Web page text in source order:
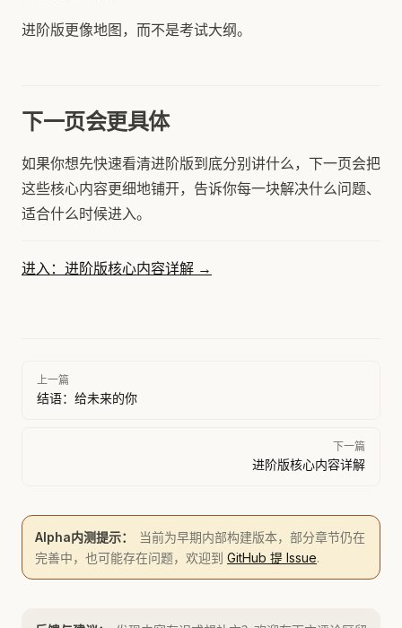
进阶版更像地图，而不是考试大纲。
下一页会更具体
如果你想先快速看清进阶版到底分别讲什么，下一页会把
这些核心内容更细地铺开，告诉你每一块解决什么问题、
适合什么时候进入。
进入：进阶版核心内容详解 →
Pager
上一篇
结语：给未来的你
下一篇
进阶版核心内容详解
Alpha内测提示：
当前为早期内部构建版本，部分章节仍在
完善中，也可能存在问题，欢迎到 GitHub 提 Issue.